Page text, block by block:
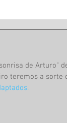
de Arturo"
teremos a sorte
.